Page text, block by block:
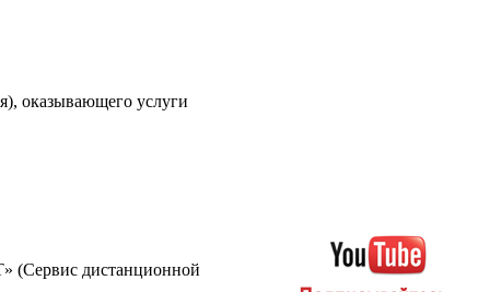
оказывающего услуги
(Сервис дистанционной